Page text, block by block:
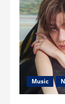
Music